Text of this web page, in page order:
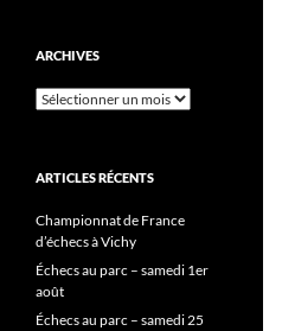
ARCHIVES
Archives
ARTICLES RÉCENTS
Championnat de France
d’échecs à Vichy
Échecs au parc – samedi 1er
août
Échecs au parc – samedi 25